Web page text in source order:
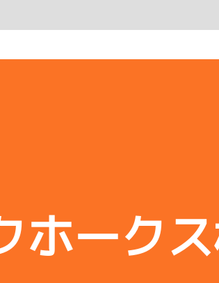
ホーク